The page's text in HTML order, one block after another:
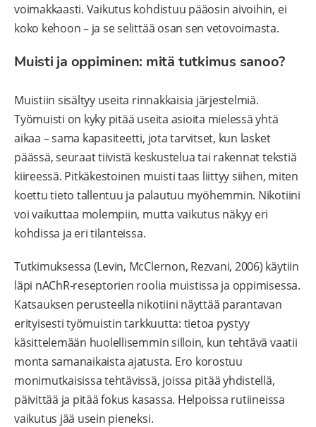
voimakkaasti. Vaikutus kohdistuu pääosin aivoihin, ei
koko kehoon – ja se selittää osan sen vetovoimasta.
Muisti ja oppiminen: mitä tutkimus sanoo?
Muistiin sisältyy useita rinnakkaisia järjestelmiä.
Työmuisti on kyky pitää useita asioita mielessä yhtä
aikaa – sama kapasiteetti, jota tarvitset, kun lasket
päässä, seuraat tiivistä keskustelua tai rakennat tekstiä
kiireessä. Pitkäkestoinen muisti taas liittyy siihen, miten
koettu tieto tallentuu ja palautuu myöhemmin. Nikotiini
voi vaikuttaa molempiin, mutta vaikutus näkyy eri
kohdissa ja eri tilanteissa.
Tutkimuksessa (Levin, McClernon, Rezvani, 2006) käytiin
läpi nAChR-reseptorien roolia muistissa ja oppimisessa.
Katsauksen perusteella nikotiini näyttää parantavan
erityisesti työmuistin tarkkuutta: tietoa pystyy
käsittelemään huolellisemmin silloin, kun tehtävä vaatii
monta samanaikaista ajatusta. Ero korostuu
monimutkaisissa tehtävissä, joissa pitää yhdistellä,
päivittää ja pitää fokus kasassa. Helpoissa rutiineissa
vaikutus jää usein pieneksi.